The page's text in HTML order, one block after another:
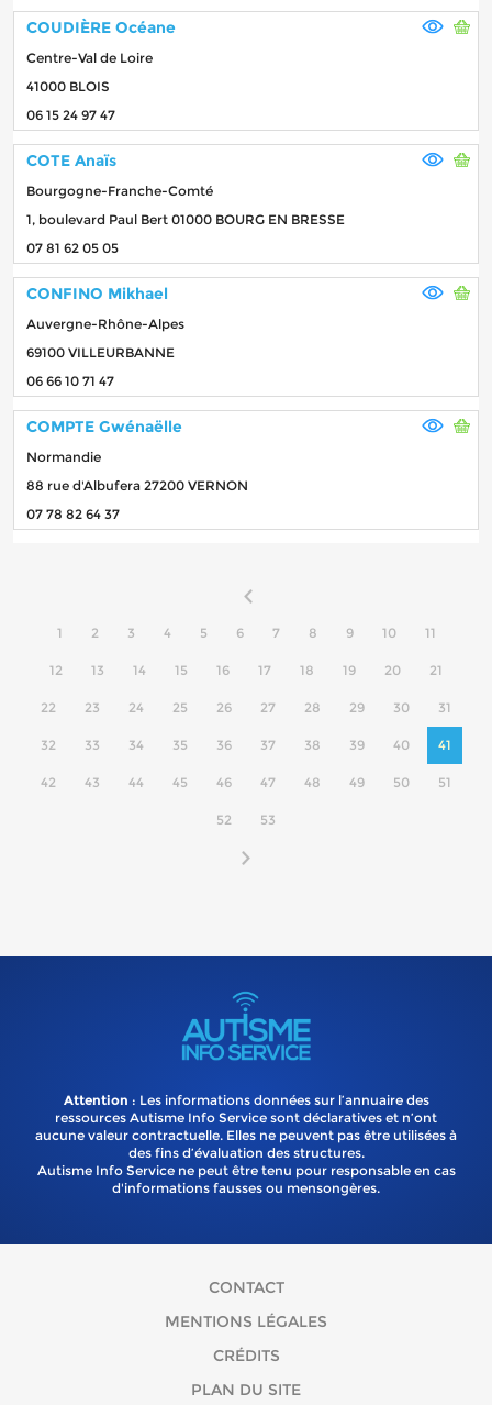
COUDIÈRE Océane
Centre-Val de Loire
41000 BLOIS
06 15 24 97 47
COTE Anaïs
Bourgogne-Franche-Comté
1, boulevard Paul Bert 01000 BOURG EN BRESSE
07 81 62 05 05
CONFINO Mikhael
Auvergne-Rhône-Alpes
69100 VILLEURBANNE
06 66 10 71 47
COMPTE Gwénaëlle
Normandie
88 rue d'Albufera 27200 VERNON
07 78 82 64 37
1 2 3 4 5 6 7 8 9 10 11
12 13 14 15 16 17 18 19 20 21
22 23 24 25 26 27 28 29 30 31
32 33 34 35 36 37 38 39 40 41
42 43 44 45 46 47 48 49 50 51
52 53
Attention : Les informations données sur l’annuaire des
ressources Autisme Info Service sont déclaratives et n’ont
aucune valeur contractuelle. Elles ne peuvent pas être utilisées à
des fins d’évaluation des structures.
Autisme Info Service ne peut être tenu pour responsable en cas
d'informations fausses ou mensongères.
CONTACT
MENTIONS LÉGALES
CRÉDITS
PLAN DU SITE